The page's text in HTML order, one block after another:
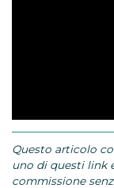
Questo articolo
uno di questi link
commissione